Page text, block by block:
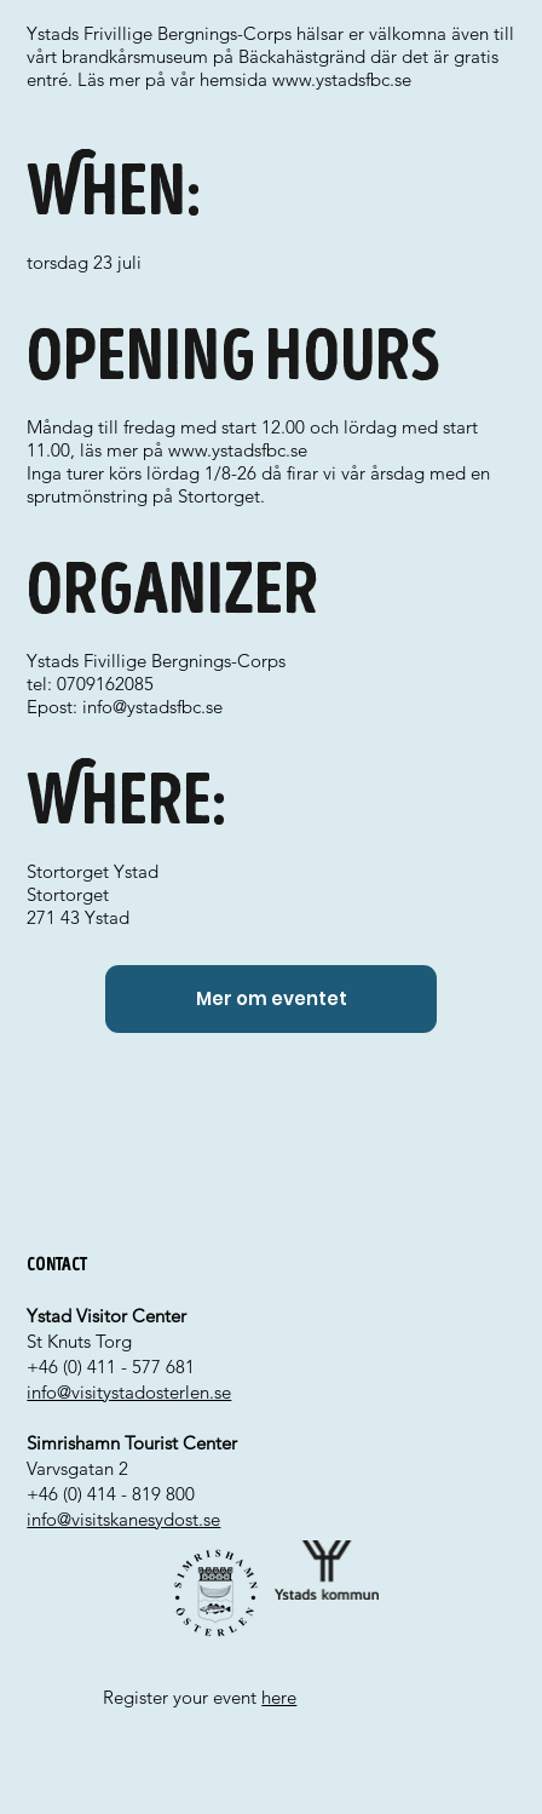
Ystads Frivillige Bergnings-Corps hälsar er välkomna även till
vårt brandkårsmuseum på Bäckahästgränd där det är gratis
entré. Läs mer på vår hemsidawww.ystadsfbc.se
When:
torsdag 23 juli
Where:
Organizer
Ystads Fivillige Bergnings-Corps
tel: 0709162085
Epost: info@ystadsfbc.se
Stortorget Ystad
Stortorget
271 43 Ystad
Opening hours
Måndag till fredag med start 12.00 och lördag med start
11.00, läs mer påwww.ystadsfbc.se
Inga turer körs lördag 1/8-26 då firar vi vår årsdag med en
sprutmönstring på Stortorget.
Mer om eventet
Contact
Ystad Visitor Center
St Knuts Torg
+46 (0) 411 - 577 681
info@visitystadosterlen.se
Simrishamn Tourist Center
Varvsgatan 2
+46 (0) 414 - 819 800
info@visitskanesydost.se
Register your event here